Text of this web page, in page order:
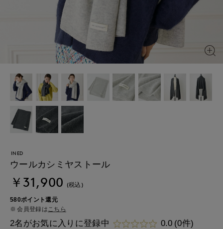
INED
ウールカシミヤストール
￥31,900 (税込)
580ポイント還元
会員登録は こちら
2名がお気に入りに登録中 0.0 (0件)